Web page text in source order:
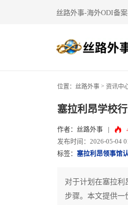
丝路外事-海外ODI备
位置： 丝路外事 > 资讯中
塞拉利昂学校
作者：丝路外事
发布时间：2026-05-04
标签： 塞拉利昂领事馆
对于计划在塞拉
步骤。本文提供一